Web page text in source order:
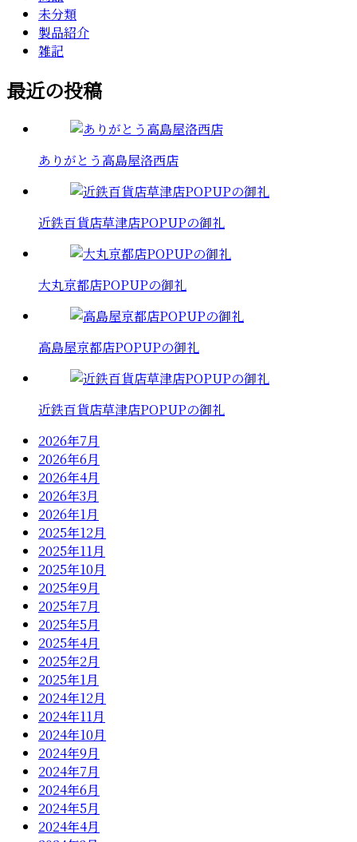
未分類
製品紹介
雑記
最近の投稿
ありがとう高島屋洛西店
近鉄百貨店草津店POPUPの御礼
大丸京都店POPUPの御礼
高島屋京都店POPUPの御礼
近鉄百貨店草津店POPUPの御礼
2026年7月
2026年6月
2026年4月
2026年3月
2026年1月
2025年12月
2025年11月
2025年10月
2025年9月
2025年7月
2025年5月
2025年4月
2025年2月
2025年1月
2024年12月
2024年11月
2024年10月
2024年9月
2024年7月
2024年6月
2024年5月
2024年4月